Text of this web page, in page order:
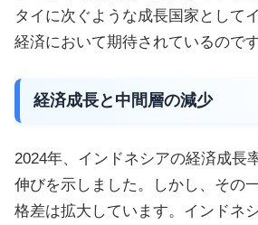
タイに次ぐような成長国家として
経済において期待されているのです
経済成長と中間層の減少
2024年、インドネシアの経済成長
伸びを示しました。しかし、その
格差は拡大しています。インドネ